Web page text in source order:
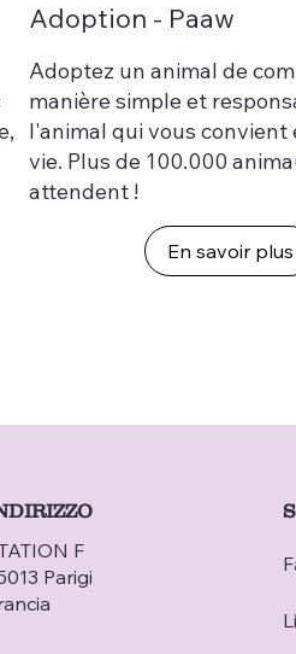
Adoption - Paaw
Adoptez un animal de
manière simple et
l'animal qui vous convient
vie. Plus de 100.000
attendent !
En savoir plus
F
Parigi